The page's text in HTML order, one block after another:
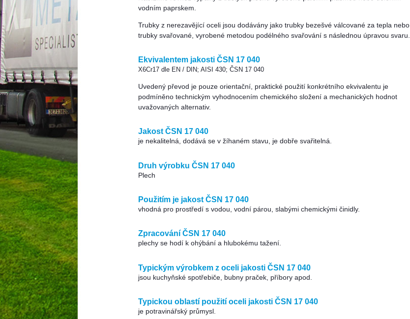
vodním paprskem.
Trubky z nerezavějící oceli jsou dodávány jako trubky bezešvé válcované za tepla nebo
trubky svařované, vyrobené metodou podélného svařování s následnou úpravou svaru.
Ekvivalentem jakosti ČSN 17 040
X6Cr17 dle EN / DIN; AISI 430; ČSN 17 040
Uvedený převod je pouze orientační, praktické použití konkrétního ekvivalentu je
podmíněno technickým vyhodnocením chemického složení a mechanických hodnot
uvažovaných alternativ.
Jakost ČSN 17 040
je nekalitelná, dodává se v žíhaném stavu, je dobře svařitelná.
Druh výrobku ČSN 17 040
Plech
Použitím je jakost ČSN 17 040
vhodná pro prostředí s vodou, vodní párou, slabými chemickými činidly.
Zpracování ČSN 17 040
plechy se hodí k ohýbání a hlubokému tažení.
Typickým výrobkem z oceli jakosti ČSN 17 040
jsou kuchyňské spotřebiče, bubny praček, příbory apod.
Typickou oblastí použití oceli jakosti ČSN 17 040
je potravinářský průmysl.